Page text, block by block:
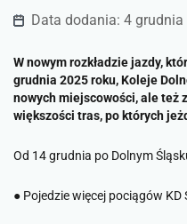
Data dodania: 4 grudnia
W nowym rozkładzie jazdy,
grudnia 2025 roku, Koleje
nowych miejscowości, ale też
większości tras, po których
Od 14 grudnia po Dolnym
● Pojedzie więcej pociągów KD